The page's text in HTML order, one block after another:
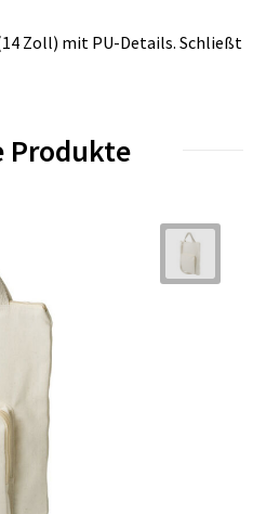
Zoll) mit PU-Details. Schließt
Produkte